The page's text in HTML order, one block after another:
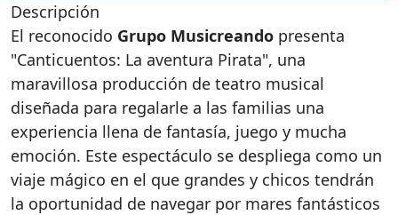
Descripción
El reconocido Grupo Musicreando presenta
"Canticuentos: La aventura Pirata", una
maravillosa producción de teatro musical
diseñada para regalarle a las familias una
experiencia llena de fantasía, juego y mucha
emoción. Este espectáculo se despliega como un
viaje mágico en el que grandes y chicos tendrán
la oportunidad de navegar por mares fantásticos